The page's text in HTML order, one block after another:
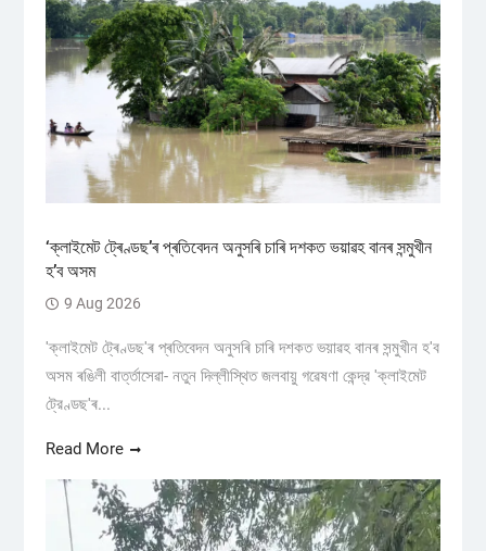
‘ক্লাইমেট ট্ৰেণ্ডছ’ৰ প্ৰতিবেদন অনুসৰি চাৰি দশকত ভয়াৱহ বানৰ সন্মুখীন
হ’ব অসম
9 Aug 2026
'ক্লাইমেট ট্ৰেণ্ডছ'ৰ প্ৰতিবেদন অনুসৰি চাৰি দশকত ভয়াৱহ বানৰ সন্মুখীন হ'ব
অসম ৰঙিলী বাৰ্ত্তাসেৱা- নতুন দিল্লীস্থিত জলবায়ু গৱেষণা কেন্দ্র 'ক্লাইমেট
ট্রেণ্ডছ'ৰ...
Read More